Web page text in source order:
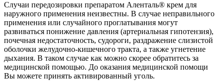
Случаи передозировки препаратом Аленталь® крем для
наружного применения неизвестны. В случае неправильного
применения или случайного проглатывания могут
развиваться понижение давления (артериальная гипотензия),
почечная недостаточность, судороги, раздражение слизистой
оболочки желудочно-кишечного тракта, а также угнетение
дыхания. В таком случае как можно скорее обратитесь за
медицинской помощью. До оказания медицинской помощи
Вы можете принять активированный уголь.